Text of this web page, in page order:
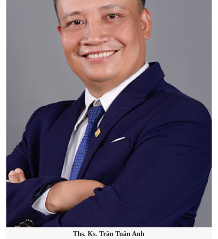
Ths. Ks. Trần Tuấn Anh